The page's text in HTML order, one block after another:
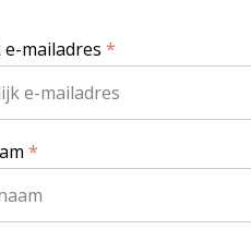
e-mailadres *
*